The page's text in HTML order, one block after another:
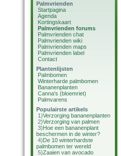
Palmvrienden
Startpagina
Agenda
Kortingskaart
Palmvrienden forums
Palmvrienden chat
Palmvrienden wiki
Palmvrienden maps
Palmvrienden label
Contact
Plantenlijsten
Palmbomen
Winterharde palmbomen
Bananenplanten
Canna's (bloemriet)
Palmvarens
Populairste artikels
1)Verzorging bananenplanten
2)Verzorging van palmen
3)Hoe een bananenplant
beschermen in de winter?
4)De 10 winterhardste
palmbomen ter wereld
5)Zaaien van avocado